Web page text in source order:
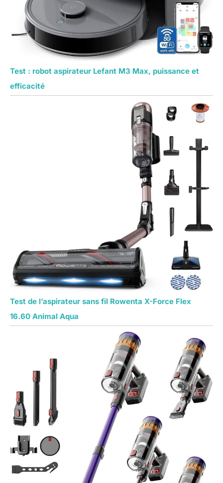
Test : robot aspirateur Lefant M3 Max, puissance et
efficacité
Test de l’aspirateur sans fil Rowenta X-Force Flex
16.60 Animal Aqua